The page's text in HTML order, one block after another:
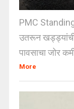
PMC
उतरून खड्ड्यांची
पावसाचा जोर
More